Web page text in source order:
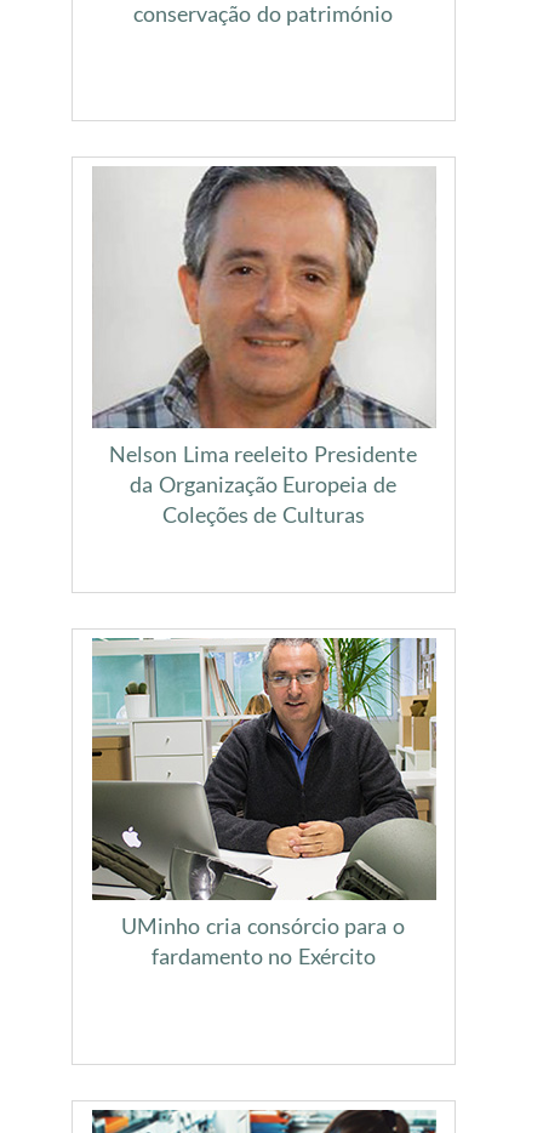
conservação do património
Nelson Lima reeleito Presidente
da Organização Europeia de
Coleções de Culturas
UMinho cria consórcio para o
fardamento no Exército